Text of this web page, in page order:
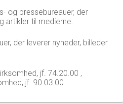
og pressebureauer, der
artikler til medierne.
der leverer nyheder, billeder
jf. 74.20.00 ,
jf. 90.03.00